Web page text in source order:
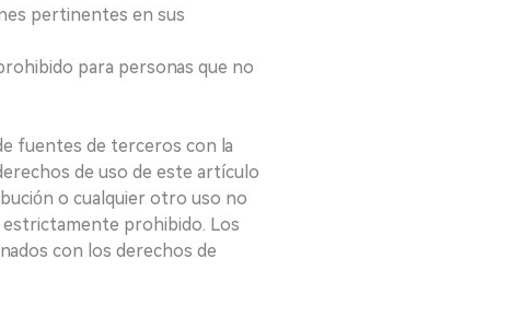
pertinentes en sus
para personas que no
fuentes de terceros con la
de uso de este artículo
o cualquier otro uso no
prohibido. Los
con los derechos de